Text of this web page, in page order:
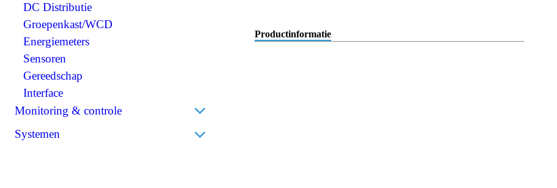
Perskabelogen
Accuklemmen
Isolatiekappen
Stekkers
Krimpkousen
DC Distributie
Groepenkast/WCD
Energiemeters
Sensoren
Gereedschap
Interface
Monitoring & controle
Accumonitors
Systemen
Productinformatie